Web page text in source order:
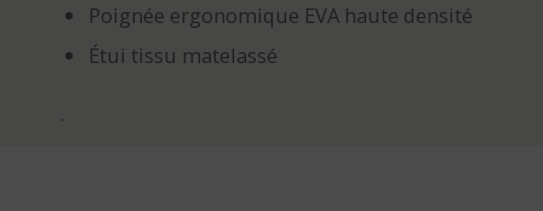
Poignée ergonomique EVA haute densité
Étui tissu matelassé
.